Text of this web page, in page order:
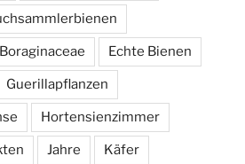
Boraginaceae Echte Bienen
Guerillapflanzen
Hortensienzimmer
Jahre Käfer